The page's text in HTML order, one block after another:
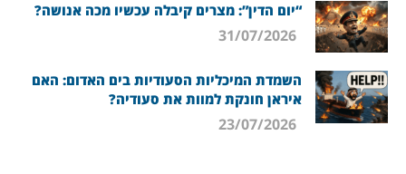
“יום הדין”: מצרים קיבלה עכשיו מכה אנושה?
השמדת המיכליות הסעודיות בים האדום: האם
איראן חונקת למוות את סעודיה?